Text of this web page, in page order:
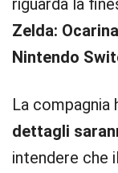
riguarda la
Zelda:
Nintendo
La
dettagli
intendere che